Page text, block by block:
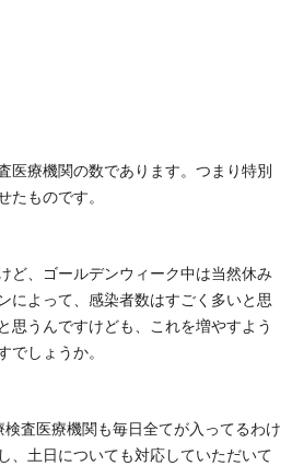
療機関の数であります。つまり特別
たものです。
ど、ゴールデンウィーク中は当然休み
によって、感染者数はすごく多いと思
思うんですけども、これを増やすよう
でしょうか。
査医療機関も毎日全てが入ってるわけ
、土日についても対応していただいて